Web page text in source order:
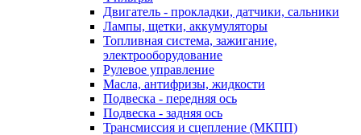
Двигатель - прокладки, датчики, сальники
Лампы, щетки, аккумуляторы
Топливная система, зажигание,
электрооборудование
Рулевое управление
Масла, антифризы, жидкости
Подвеска - передняя ось
Подвеска - задняя ось
Трансмиссия и сцепление (МКПП)